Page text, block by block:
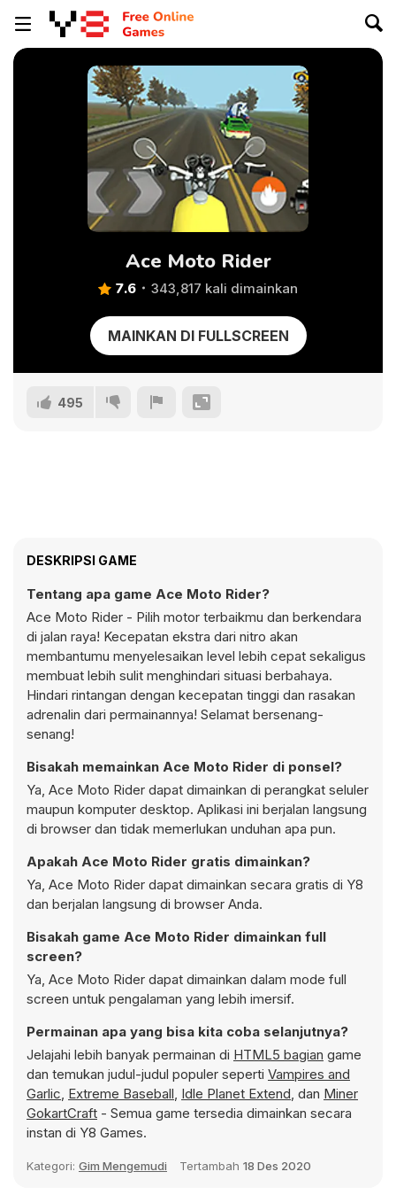
Ace Moto Rider
7.6 343,817 kali dimainkan
MAINKAN DI FULLSCREEN
495
DESKRIPSI GAME
Tentang apa game Ace Moto Rider?
Ace Moto Rider - Pilih motor terbaikmu dan berkendara
di jalan raya! Kecepatan ekstra dari nitro akan
membantumu menyelesaikan level lebih cepat sekaligus
membuat lebih sulit menghindari situasi berbahaya.
Hindari rintangan dengan kecepatan tinggi dan rasakan
adrenalin dari permainannya! Selamat bersenang-
senang!
Bisakah memainkan Ace Moto Rider di ponsel?
Ya, Ace Moto Rider dapat dimainkan di perangkat seluler
maupun komputer desktop. Aplikasi ini berjalan langsung
di browser dan tidak memerlukan unduhan apa pun.
Apakah Ace Moto Rider gratis dimainkan?
Ya, Ace Moto Rider dapat dimainkan secara gratis di Y8
dan berjalan langsung di browser Anda.
Bisakah game Ace Moto Rider dimainkan full
screen?
Ya, Ace Moto Rider dapat dimainkan dalam mode full
screen untuk pengalaman yang lebih imersif.
Permainan apa yang bisa kita coba selanjutnya?
Jelajahi lebih banyak permainan di HTML5 bagian game
dan temukan judul-judul populer seperti Vampires and
Garlic, Extreme Baseball, Idle Planet Extend, dan Miner
GokartCraft - Semua game tersedia dimainkan secara
instan di Y8 Games.
Kategori: Gim Mengemudi Tertambah 18 Des 2020